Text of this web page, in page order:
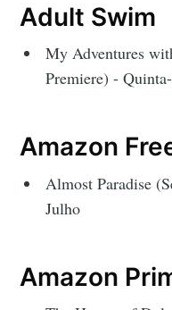
Adult Swim
My Adventures
Premiere) -
Amazon
Almost Paradise
Julho
Amazon